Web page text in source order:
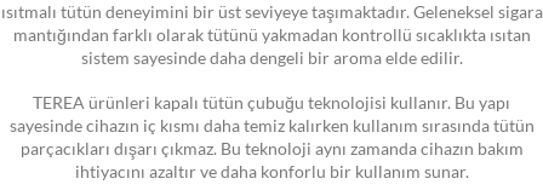
ısıtmalı tütün deneyimini bir üst seviyeye taşımaktadır. Geleneksel sigara
mantığından farklı olarak tütünü yakmadan kontrollü sıcaklıkta ısıtan
sistem sayesinde daha dengeli bir aroma elde edilir.
TEREA ürünleri kapalı tütün çubuğu teknolojisi kullanır. Bu yapı
sayesinde cihazın iç kısmı daha temiz kalırken kullanım sırasında tütün
parçacıkları dışarı çıkmaz. Bu teknoloji aynı zamanda cihazın bakım
ihtiyacını azaltır ve daha konforlu bir kullanım sunar.